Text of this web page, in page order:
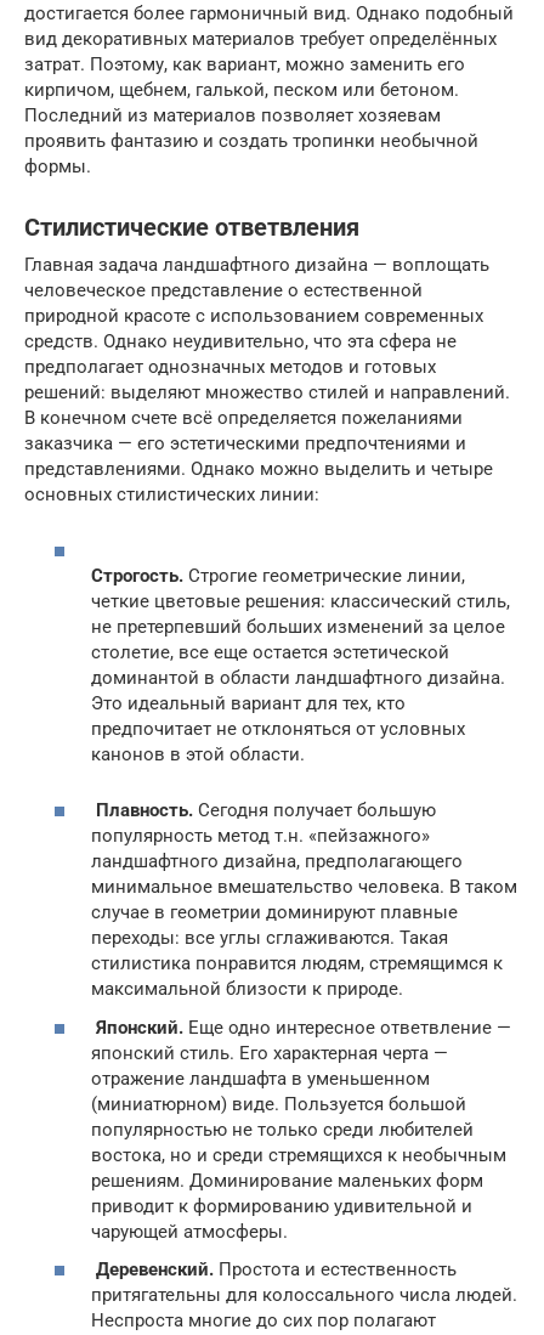
достигается более гармоничный вид. Однако подобный
вид декоративных материалов требует определённых
затрат. Поэтому, как вариант, можно заменить его
кирпичом, щебнем, галькой, песком или бетоном.
Последний из материалов позволяет хозяевам
проявить фантазию и создать тропинки необычной
формы.
Стилистические ответвления
Главная задача ландшафтного дизайна — воплощать
человеческое представление о естественной
природной красоте с использованием современных
средств. Однако неудивительно, что эта сфера не
предполагает однозначных методов и готовых
решений: выделяют множество стилей и направлений.
В конечном счете всё определяется пожеланиями
заказчика — его эстетическими предпочтениями и
представлениями. Однако можно выделить и четыре
основных стилистических линии:
Строгость. Строгие геометрические линии,
четкие цветовые решения: классический стиль,
не претерпевший больших изменений за целое
столетие, все еще остается эстетической
доминантой в области ландшафтного дизайна.
Это идеальный вариант для тех, кто
предпочитает не отклоняться от условных
канонов в этой области.
Плавность. Сегодня получает большую
популярность метод т.н. «пейзажного»
ландшафтного дизайна, предполагающего
минимальное вмешательство человека. В таком
случае в геометрии доминируют плавные
переходы: все углы сглаживаются. Такая
стилистика понравится людям, стремящимся к
максимальной близости к природе.
Японский. Еще одно интересное ответвление —
японский стиль. Его характерная черта —
отражение ландшафта в уменьшенном
(миниатюрном) виде. Пользуется большой
популярностью не только среди любителей
востока, но и среди стремящихся к необычным
решениям. Доминирование маленьких форм
приводит к формированию удивительной и
чарующей атмосферы.
Деревенский. Простота и естественность
притягательны для колоссального числа людей.
Неспроста многие до сих пор полагают